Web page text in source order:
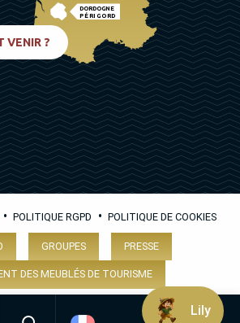
DORDOGNE
PÉRIGORD
VENIR ?
• POLITIQUE RGPD • POLITIQUE DE COOKIES
GROUPES PRESSE
DES MEUBLÉS DE TOURISME
Lily